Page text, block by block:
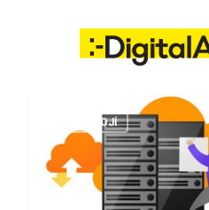
Hit enter to search or
TEKNOLOJI